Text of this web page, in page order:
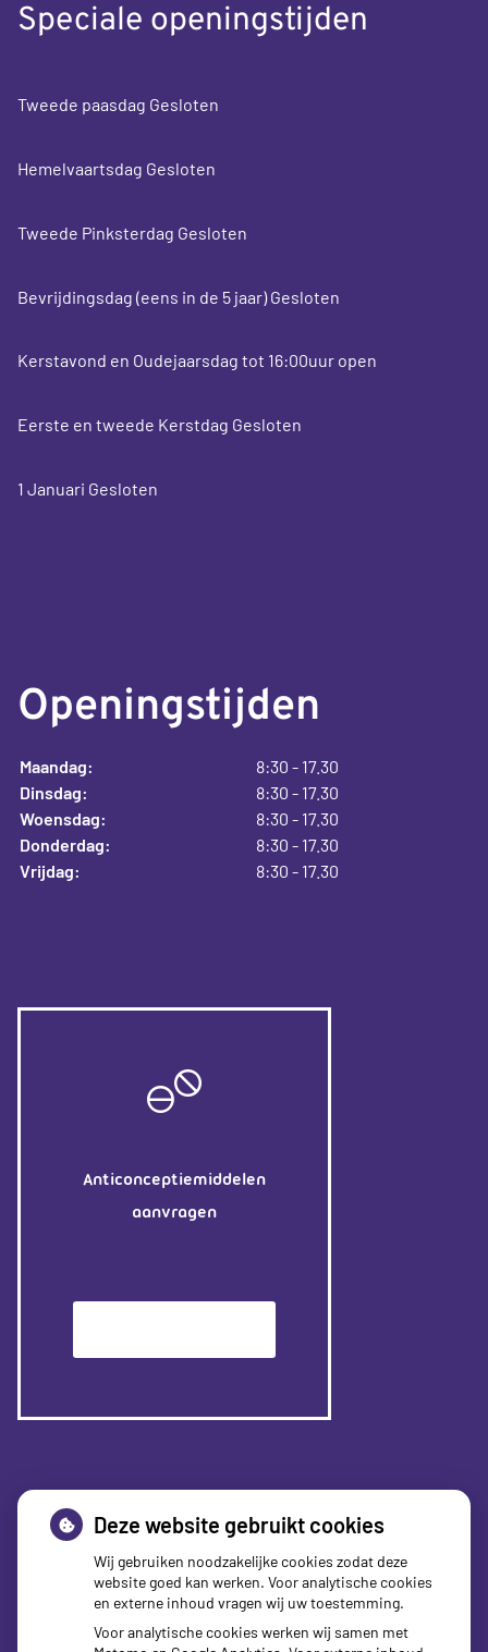
Speciale openingstijden
Tweede paasdag Gesloten
Hemelvaartsdag Gesloten
Tweede Pinksterdag Gesloten
Bevrijdingsdag (eens in de 5 jaar) Gesloten
Kerstavond en Oudejaarsdag tot 16:00uur open
Eerste en tweede Kerstdag Gesloten
1 Januari Gesloten
Openingstijden
Maandag:
8:30 - 17.30
Dinsdag:
8:30 - 17.30
Woensdag:
8:30 - 17.30
Donderdag:
8:30 - 17.30
Vrijdag:
8:30 - 17.30
Anticonceptiemiddelen
aanvragen
Deze website gebruikt cookies
Wij gebruiken noodzakelijke cookies zodat deze
website goed kan werken. Voor analytische cookies
en externe inhoud vragen wij uw toestemming.
Voor analytische cookies werken wij samen met